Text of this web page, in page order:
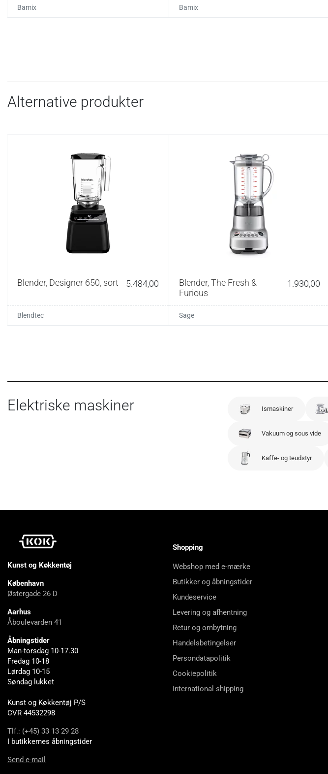
Vedligehold:
Bamix Bamix
Alternative produkter
Blender, Designer 650, sort 5.484,00
Blendtec
Blender, The Fresh &
Furious
1.930,00
Sage
Elektriske maskiner Ismaskiner
Vakuum og sous vide
Kaffe- og teudstyr
Kunst og Køkkentøj
København
Østergade 26 D
Aarhus
Åboulevarden 41
Åbningstider
Man-torsdag 10-17.30
Fredag 10-18
Lørdag 10-15
Søndag lukket
Kunst og Køkkentøj P/S
CVR 44532298
Tlf.: (+45) 33 13 29 28
I butikkernes åbningstider
Send e-mail
Shopping
Webshop med e-mærke
Butikker og åbningstider
Kundeservice
Levering og afhentning
Retur og ombytning
Handelsbetingelser
Persondatapolitik
Cookiepolitik
International shipping